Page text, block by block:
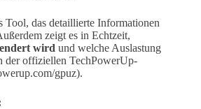
Tool, das detaillierte Informationen
zeigt es in Echtzeit,
wird und welche Auslastung
der offiziellen TechPowerUp-
gpuz).